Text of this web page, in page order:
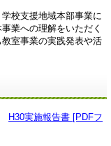
校支援地域本部事業に
業への理解をいただく
室事業の実践発表や活
H30実施報告書 [PDFフ